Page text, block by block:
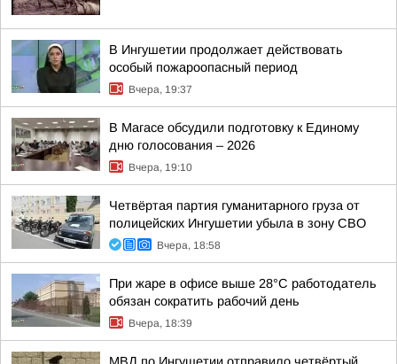
В Ингушетии продолжает действовать
особый пожароопасный период
Вчера, 19:37
В Магасе обсудили подготовку к Единому
дню голосования – 2026
Вчера, 19:10
Четвёртая партия гуманитарного груза от
полицейских Ингушетии убыла в зону СВО
Вчера, 18:58
При жаре в офисе выше 28°C работодатель
обязан сократить рабочий день
Вчера, 18:39